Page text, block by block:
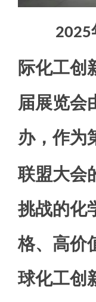
2025
际化工创
届展览会
办，作为
联盟大会
挑战的化
格、高价
球化工创